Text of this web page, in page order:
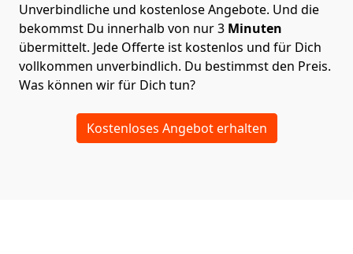
Unverbindliche und kostenlose Angebote. Und die
bekommst Du innerhalb von nur3 Minuten
übermittelt. Jede Offerte ist kostenlos und für Dich
vollkommen unverbindlich. Du bestimmst den Preis.
Was können wir für Dich tun?
Kostenloses Angebot erhalten